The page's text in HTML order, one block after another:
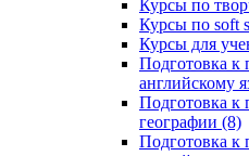
Курсы по
Курсы по soft
Курсы для
Подготовка к
английскому
Подготовка к
географии (8)
Подготовка к